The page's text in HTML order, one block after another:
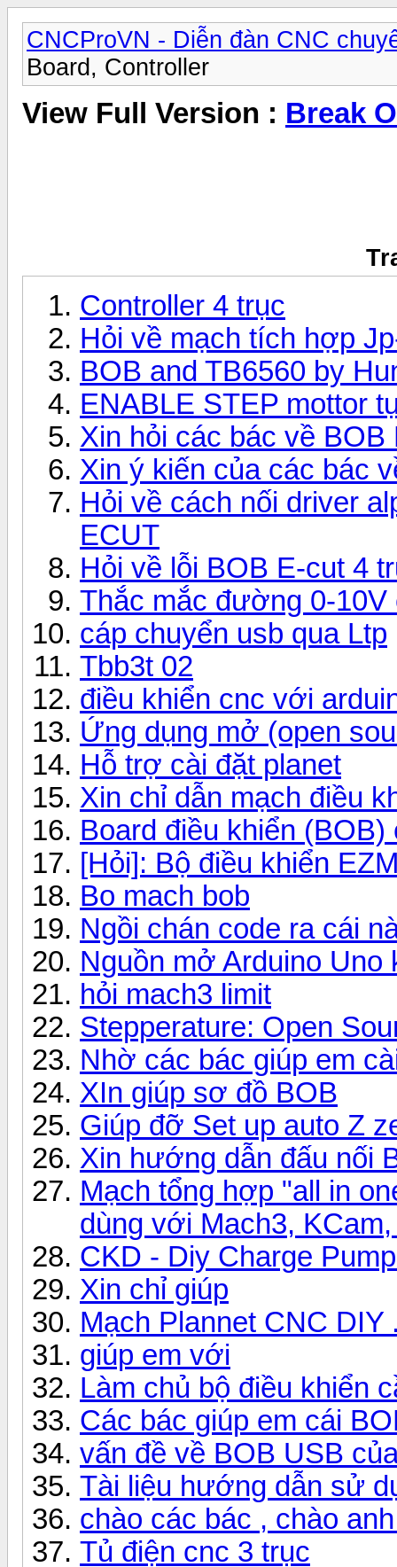
CNCProVN - Diễn đàn CNC
Board, Controller
View Full Version : Break
Controller 4 trục
Hỏi về mạch tích hợp
BOB and TB6560 by
ENABLE STEP mottor
Xin hỏi các bác về
Xin ý kiến của các bác
Hỏi về cách nối driver
ECUT
Hỏi về lỗi BOB E-cut 4
Thắc mắc đường 0-
cáp chuyển usb qua Ltp
Tbb3t 02
điều khiển cnc với
Ứng dụng mở (open
Hỗ trợ cài đặt planet
Xin chỉ dẫn mạch điều
Board điều khiển
[Hỏi]: Bộ điều khiển
Bo mach bob
Ngồi chán code ra cái
Nguồn mở Arduino Uno
hỏi mach3 limit
Stepperature: Open
Nhờ các bác giúp em
XIn giúp sơ đồ BOB
Giúp đỡ Set up auto Z
Xin hướng dẫn đấu nối
Mạch tổng hợp "all in
dùng với Mach3,
CKD - Diy Charge
Xin chỉ giúp
Mạch Plannet CNC DIY
giúp em với
Làm chủ bộ điều khiển
Các bác giúp em cái
vấn đề về BOB USB
Tài liệu hướng dẫn sử
chào các bác , chào
Tủ điện cnc 3 trục